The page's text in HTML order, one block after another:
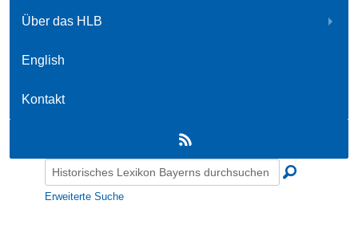
Über das HLB
English
Kontakt
Erweiterte Suche